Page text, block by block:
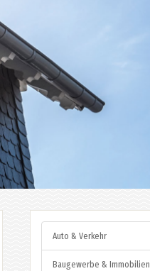
Auto & Verkehr
Baugewerbe & Immobilien